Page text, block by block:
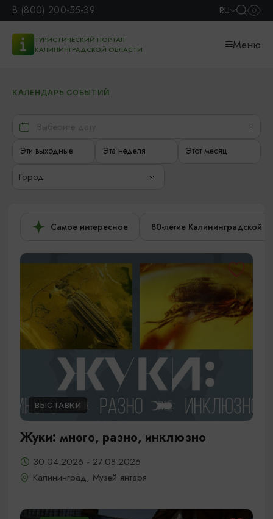
8 (800) 200-55-39 RU
ТУРИСТИЧЕСКИЙ ПОРТАЛ
КАЛИНИНГРАДСКОЙ ОБЛАСТИ
Меню
КАЛЕНДАРЬ СОБЫТИЙ
Эти выходные Эта неделя Этот месяц
Город
Самое интересное 80-летие Калининградской
ВЫСТАВКИ
Жуки: много, разно, инклюзно
30.04.2026 - 27.08.2026
Калининград, Музей янтаря